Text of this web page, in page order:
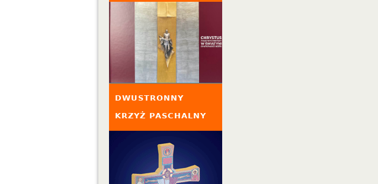
DWUSTRONNY
KRZYŻ PASCHALNY